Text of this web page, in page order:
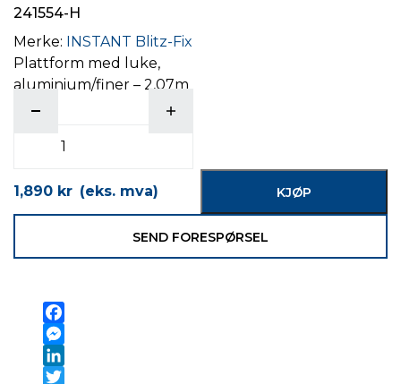
241554-H
Merke: INSTANT Blitz-Fix
Plattform med luke,
aluminium/finer – 2,07m
antall
KJØP
1,890 kr (eks. mva)
SEND FORESPØRSEL
Facebook
Messenger
LinkedIn